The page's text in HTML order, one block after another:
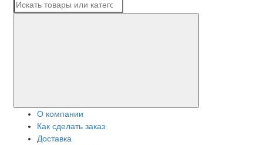
О компании
Как сделать заказ
Доставка